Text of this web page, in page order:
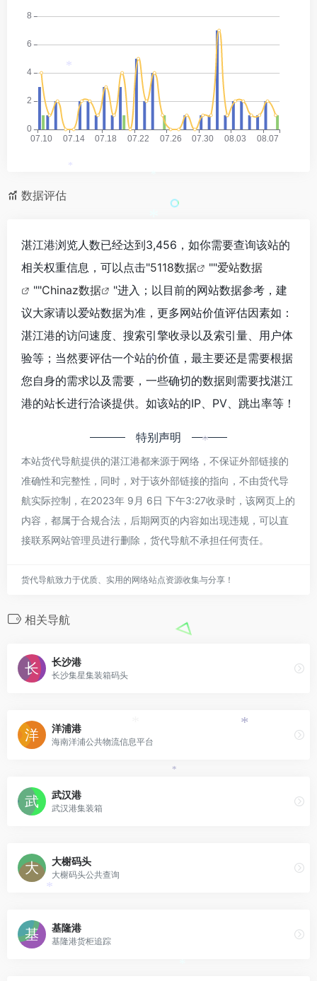
数据评估
湛江港浏览人数已经达到3,456，如你需要查询该站的
相关权重信息，可以点击"5118数据 ""爱站数据
""Chinaz数据
"进入；以目前的网站数据参考，建
议大家请以爱站数据为准，更多网站价值评估因素如：
湛江港的访问速度、搜索引擎收录以及索引量、用户体
验等；当然要评估一个站的价值，最主要还是需要根据
您自身的需求以及需要，一些确切的数据则需要找湛江
港的站长进行洽谈提供。如该站的IP、PV、跳出率等！
特别声明
本站货代导航提供的湛江港都来源于网络，不保证外部链接的
准确性和完整性，同时，对于该外部链接的指向，不由货代导
航实际控制，在2023年 9月 6日 下午3:27收录时，该网页上的
内容，都属于合规合法，后期网页的内容如出现违规，可以直
接联系网站管理员进行删除，货代导航不承担任何责任。
货代导航致力于优质、实用的网络站点资源收集与分享！
相关导航
长沙港
长沙集星集装箱码头
洋浦港
海南洋浦公共物流信息平台
武汉港
武汉港集装箱
大榭码头
大榭码头公共查询
基隆港
基隆港货柜追踪
*
*
*